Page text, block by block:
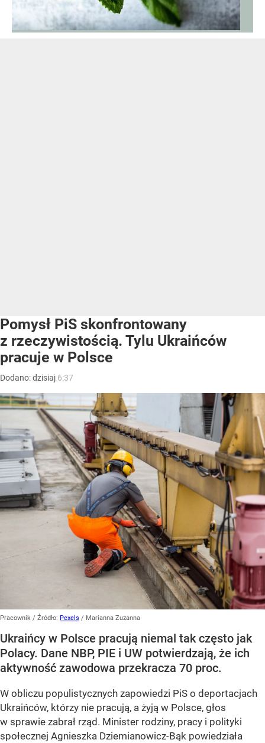
Pomysł PiS skonfrontowany
z rzeczywistością. Tylu Ukraińców
pracuje w Polsce
Dodano:dzisiaj 6:37
Pracownik / Źródło: Pexels / Marianna Zuzanna
Ukraińcy w Polsce pracują niemal tak często jak
Polacy. Dane NBP, PIE i UW potwierdzają, że ich
aktywność zawodowa przekracza 70 proc.
W obliczu populistycznych zapowiedzi PiS o deportacjach
Ukraińców, którzy nie pracują, a żyją w Polsce, głos
w sprawie zabrał rząd. Minister rodziny, pracy i polityki
społecznej Agnieszka Dziemianowicz-Bąk powiedziała